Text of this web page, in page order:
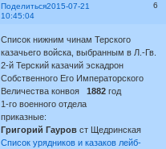
Поделиться 6
2015-07-21
10:45:04
Список нижним чинам Терского
казачьего войска, выбранным в Л.-Гв.
2-й Терский казачий эскадрон
Собственного Его Императорского
Величества конвоя1882 год
1-го военного отдела
приказные:
Григорий Гауров ст Щедринская
Список урядников и казаков лейб-